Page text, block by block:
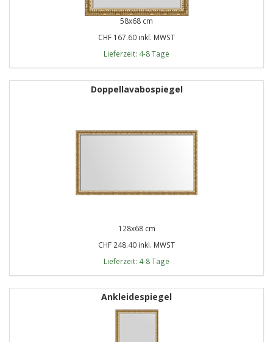
58x68 cm
CHF 167.60 inkl. MWST
Lieferzeit: 4-8 Tage
Doppellavabospiegel
128x68 cm
CHF 248.40 inkl. MWST
Lieferzeit: 4-8 Tage
Ankleidespiegel